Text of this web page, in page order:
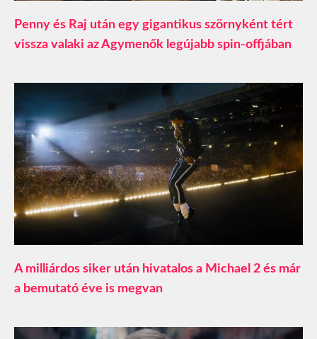
Penny és Raj után egy gigantikus szörnyként tért
vissza valaki az Agymenők legújabb spin-offjában
A milliárdos siker után hivatalos a Michael 2 és már
a bemutató éve is megvan